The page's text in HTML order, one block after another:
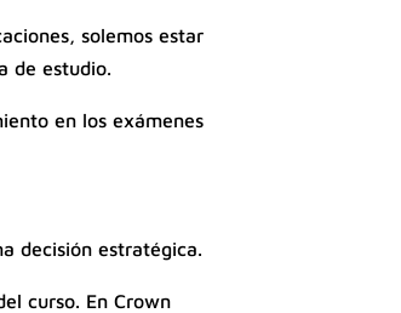
solemos estar
de estudio.
en los exámenes
decisión estratégica.
curso. En Crown